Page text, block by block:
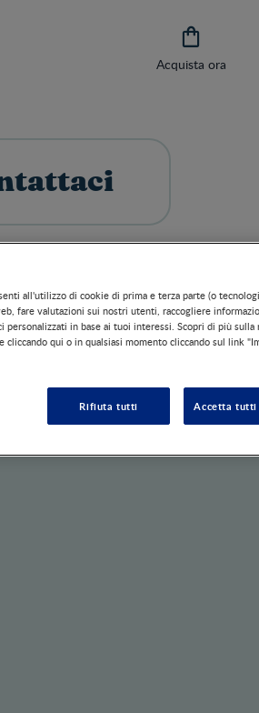

Acquista ora
all'utilizzo di cookie di prima e terza parte (o
fare valutazioni sui nostri utenti, raccogliere
in base ai tuoi interessi. Scopri di più sulla
qui o in qualsiasi momento cliccando sul link
Rifiuta tutti Accetta tutti